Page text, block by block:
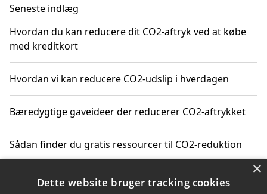
Seneste indlæg
Hvordan du kan reducere dit CO2-aftryk ved at købe
med kreditkort
Hvordan vi kan reducere CO2-udslip i hverdagen
Bæredygtige gaveideer der reducerer CO2-aftrykket
Sådan finder du gratis ressourcer til CO2-reduktion
Hvordan gadgets til hjemmet kan reducere CO2-udslip ×
Dette website bruger tracking cookies